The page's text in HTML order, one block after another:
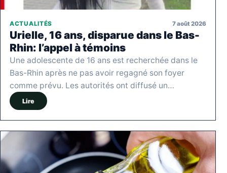
ACTUALITÉS 7 août 2026
Urielle, 16 ans, disparue dans le Bas-
Rhin: l’appel à témoins
Une adolescente de 16 ans est recherchée dans le
Bas-Rhin après ne pas avoir regagné son foyer
comme prévu. Les autorités ont diffusé un…
Lire